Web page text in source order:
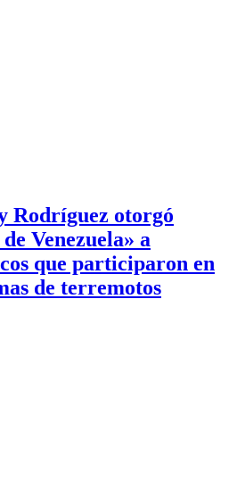
Rodríguez otorgó
Venezuela» a
que participaron en
de terremotos